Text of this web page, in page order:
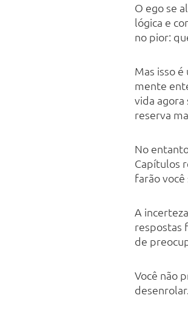
O ego se
lógica e
no pior:
Mas isso
mente
vida
reserva
No
Capítulos
farão
A
respostas
de
Você não